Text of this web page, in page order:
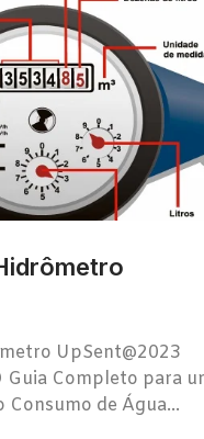
UpSent@2023
Completo para
Consumo de Água...